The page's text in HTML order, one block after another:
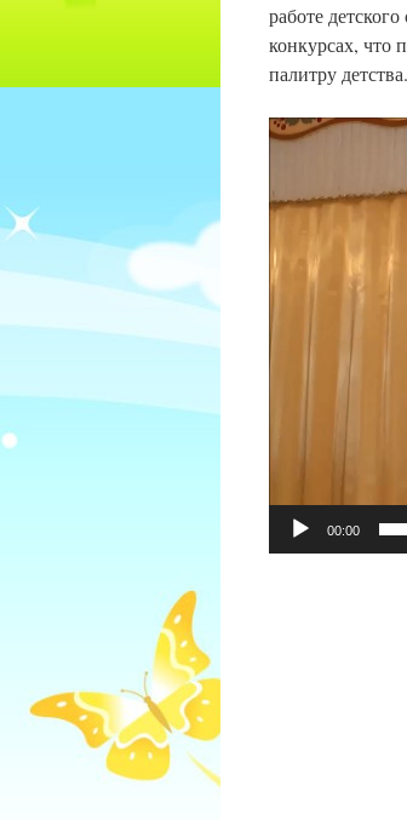
работе
конкурсах, что
палитру детства.
Видеоплеер
00:00